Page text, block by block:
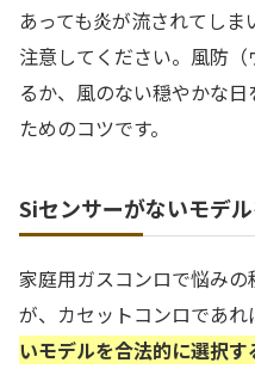
あっても炎が流されてし
注意してください。風防
るか、風のない穏やかな
ためのコツです。
Siセンサーがないモデ
家庭用ガスコンロで悩み
が、カセットコンロであれ
いモデルを合法的に選択す